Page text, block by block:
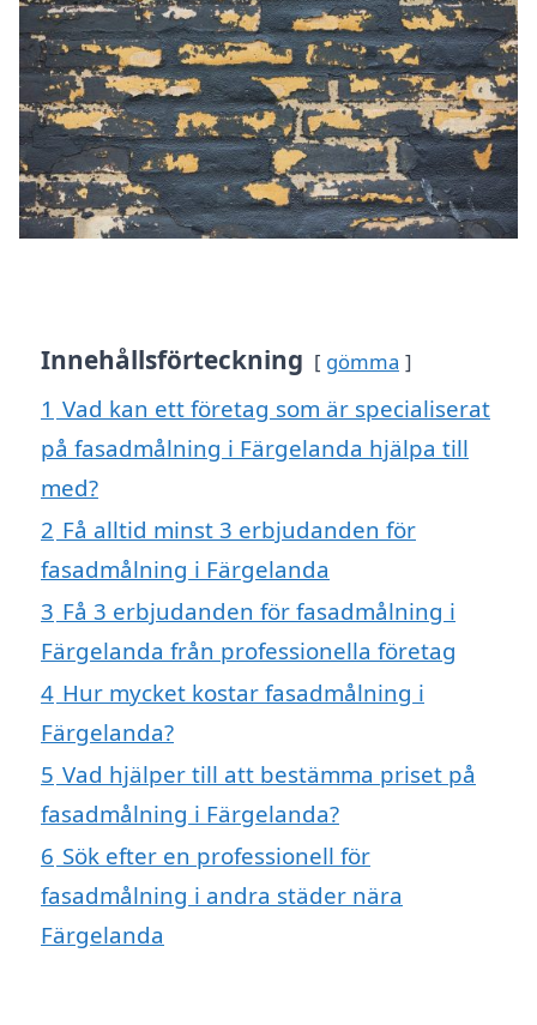
Innehållsförteckning gömma
1 Vad kan ett företag som är specialiserat
på fasadmålning i Färgelanda hjälpa till
med?
2 Få alltid minst 3 erbjudanden för
fasadmålning i Färgelanda
3 Få 3 erbjudanden för fasadmålning i
Färgelanda från professionella företag
4 Hur mycket kostar fasadmålning i
Färgelanda?
5 Vad hjälper till att bestämma priset på
fasadmålning i Färgelanda?
6 Sök efter en professionell för
fasadmålning i andra städer nära
Färgelanda